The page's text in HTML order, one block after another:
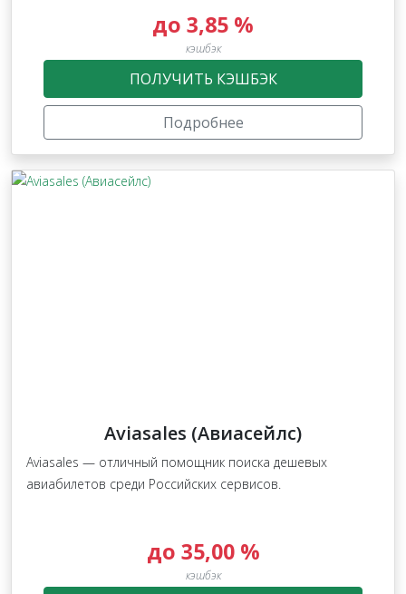
до 3,85 %
кэшбэк
ПОЛУЧИТЬ КЭШБЭК
Подробнее
Aviasales (Авиасейлс)
Aviasales — отличный помощник поиска дешевых
авиабилетов среди Российских сервисов.
до 35,00 %
кэшбэк